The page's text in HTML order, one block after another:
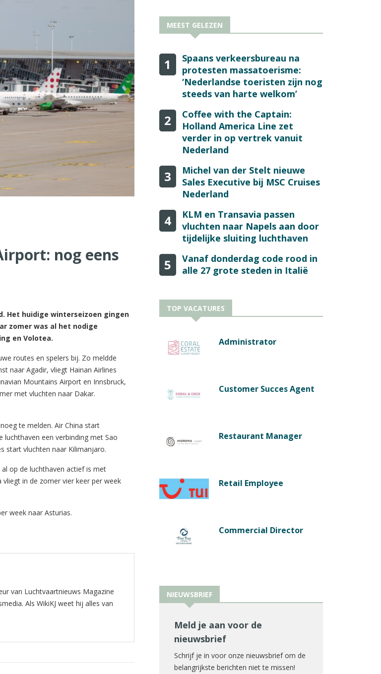
nog eens
Het huidige winterseizoen gingen
zomer was al het nodige
en Volotea.
routes en spelers bij. Zo meldde
naar Agadir, vliegt Hainan Airlines
Mountains Airport en Innsbruck,
met vluchten naar Dakar.
te melden. Air China start
luchthaven een verbinding met Sao
start vluchten naar Kilimanjaro.
op de luchthaven actief is met
in de zomer vier keer per week
week naar Asturias.
van Luchtvaartnieuws Magazine
Als WikiKJ weet hij alles van
MEEST GELEZEN
1
Spaans verkeersbureau na
protesten massatoerisme:
‘Nederlandse toeristen zijn nog
steeds van harte welkom’
2
Coffee with the Captain:
Holland America Line zet
verder in op vertrek vanuit
Nederland
3
Michel van der Stelt nieuwe
Sales Executive bij MSC Cruises
Nederland
4
KLM en Transavia passen
vluchten naar Napels aan door
tijdelijke sluiting luchthaven
5
Vanaf donderdag code rood in
alle 27 grote steden in Italië
TOP VACATURES
Administrator
Customer Succes Agent
Restaurant Manager
Retail Employee
Commercial Director
NIEUWSBRIEF
Meld je aan voor de
nieuwsbrief
Schrijf je in voor onze nieuwsbrief om de
belangrijkste berichten niet te missen!